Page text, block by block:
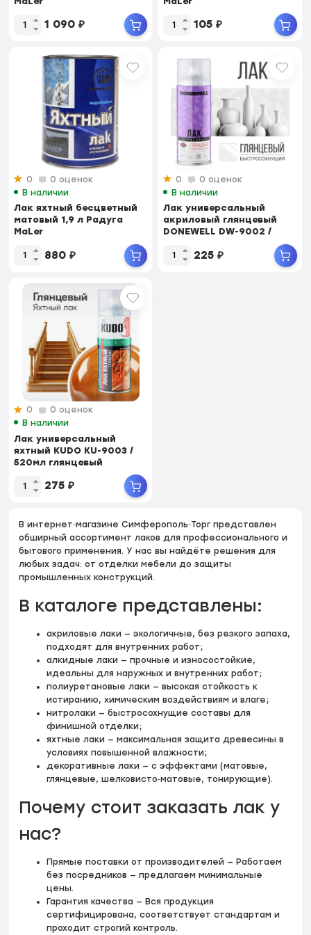
1 090 ₽ 105 ₽
0
0 оценок
В наличии
Лак яхтный бесцветный
матовый 1,9 л Радуга
MaLer
880 ₽
0
0 оценок
В наличии
Лак универсальный
акриловый глянцевый
DONEWELL DW-9002 /
225 ₽
0
0 оценок
В наличии
Лак универсальный
яхтный KUDO KU-9003 /
520мл глянцевый
275 ₽
В интернет‑магазине Симферополь‑Торг представлен
обширный ассортимент лаков для профессионального и
бытового применения. У нас вы найдёте решения для
любых задач: от отделки мебели до защиты
промышленных конструкций.
В каталоге представлены:
акриловые лаки — экологичные, без резкого запаха,
подходят для внутренних работ;
алкидные лаки — прочные и износостойкие,
идеальны для наружных и внутренних работ;
полиуретановые лаки — высокая стойкость к
истиранию, химическим воздействиям и влаге;
нитролаки — быстросохнущие составы для
финишной отделки;
яхтные лаки — максимальная защита древесины в
условиях повышенной влажности;
декоративные лаки — с эффектами (матовые,
глянцевые, шелковисто‑матовые, тонирующие).
Почему стоит заказать лак у
нас?
Прямые поставки от производителей — Работаем
без посредников — предлагаем минимальные
цены.
Гарантия качества — Вся продукция
сертифицирована, соответствует стандартам и
проходит строгий контроль.